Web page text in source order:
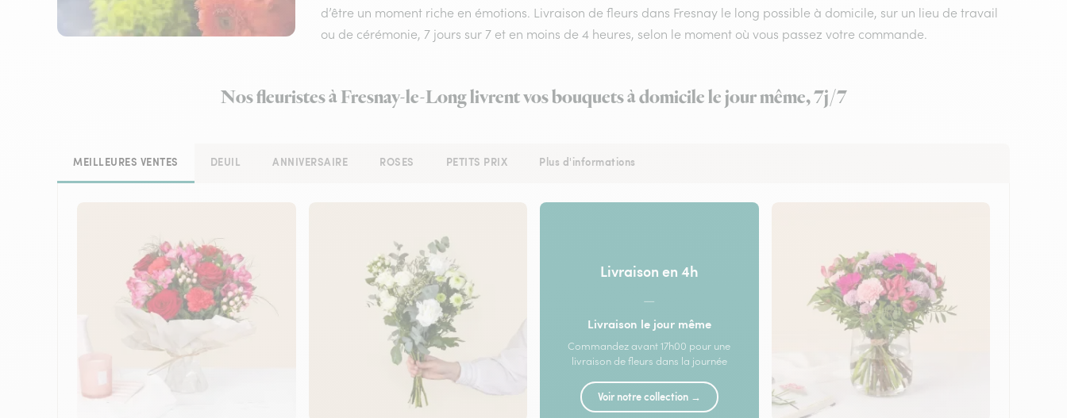
d’être un moment riche en émotions. Livraison de fleurs dans Fresnay le long possible à domicile, sur un lieu de travail
ou de cérémonie, 7 jours sur 7 et en moins de 4 heures, selon le moment où vous passez votre commande.
Nos fleuristes à Fresnay-le-Long livrent vos bouquets à domicile le jour même, 7j/7
MEILLEURES VENTES DEUIL ANNIVERSAIRE ROSES PETITS PRIX Plus d'informations
Livraison en 4h
—
Livraison le jour même
Commandez avant 17h00 pour une
livraison de fleurs dans la journée
Voir notre collection →